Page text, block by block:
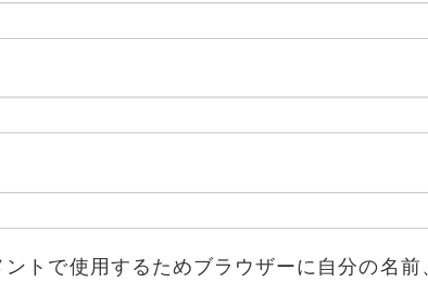
ントで使用するためブラウザーに自分の名